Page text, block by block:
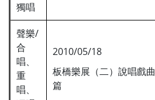
獨唱
聲樂/
合
唱、
重
唱、
2010/05/18
板橋樂展（二）說唱戲曲
篇